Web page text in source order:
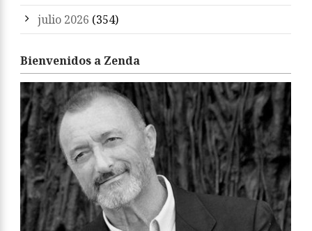
julio 2026 (354)
Bienvenidos a Zenda